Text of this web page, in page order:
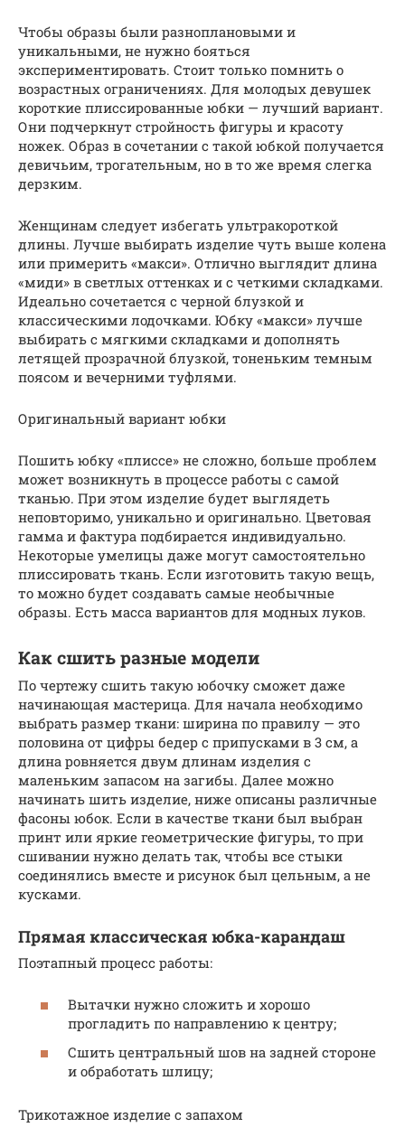
Чтобы образы были разноплановыми и
уникальными, не нужно бояться
экспериментировать. Стоит только помнить о
возрастных ограничениях. Для молодых девушек
короткие плиссированные юбки — лучший вариант.
Они подчеркнут стройность фигуры и красоту
ножек. Образ в сочетании с такой юбкой получается
девичьим, трогательным, но в то же время слегка
дерзким.
Женщинам следует избегать ультракороткой
длины. Лучше выбирать изделие чуть выше колена
или примерить «макси». Отлично выглядит длина
«миди» в светлых оттенках и с четкими складками.
Идеально сочетается с черной блузкой и
классическими лодочками. Юбку «макси» лучше
выбирать с мягкими складками и дополнять
летящей прозрачной блузкой, тоненьким темным
поясом и вечерними туфлями.
Оригинальный вариант юбки
Пошить юбку «плиссе» не сложно, больше проблем
может возникнуть в процессе работы с самой
тканью. При этом изделие будет выглядеть
неповторимо, уникально и оригинально. Цветовая
гамма и фактура подбирается индивидуально.
Некоторые умелицы даже могут самостоятельно
плиссировать ткань. Если изготовить такую вещь,
то можно будет создавать самые необычные
образы. Есть масса вариантов для модных луков.
Как сшить разные модели
По чертежу сшить такую юбочку сможет даже
начинающая мастерица. Для начала необходимо
выбрать размер ткани: ширина по правилу — это
половина от цифры бедер с припусками в 3 см, а
длина ровняется двум длинам изделия с
маленьким запасом на загибы. Далее можно
начинать шить изделие, ниже описаны различные
фасоны юбок. Если в качестве ткани был выбран
принт или яркие геометрические фигуры, то при
сшивании нужно делать так, чтобы все стыки
соединялись вместе и рисунок был цельным, а не
кусками.
Прямая классическая юбка-карандаш
Поэтапный процесс работы:
Вытачки нужно сложить и хорошо
прогладить по направлению к центру;
Сшить центральный шов на задней стороне
и обработать шлицу;
Трикотажное изделие с запахом